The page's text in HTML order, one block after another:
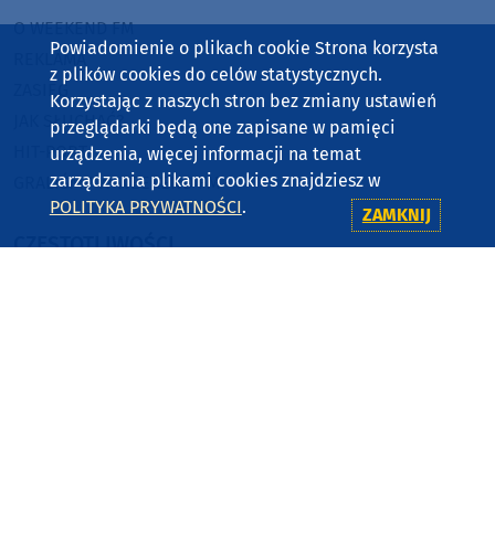
O WEEKEND FM
REKLAMA
ZASIĘG
JAK SŁUCHAĆ?
HIT-PORT
GRALIŚMY W WEEKEND FM
CZĘSTOTLIWOŚCI
Powiadomienie o plikach cookie Strona korzysta
z plików cookies do celów statystycznych.
Korzystając z naszych stron bez zmiany ustawień
przeglądarki będą one zapisane w pamięci
urządzenia, więcej informacji na temat
zarządzania plikami cookies znajdziesz w
POLITYKA PRYWATNOŚCI. ZAMKNIJ